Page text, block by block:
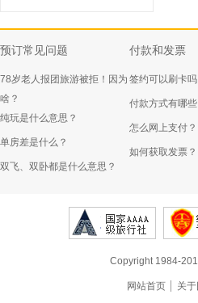
预订常见问题
78岁老人报团旅游被拒！因为
啥？
纯玩是什么意思？
单房差是什么？
双飞、双卧都是什么意思？
付款和发票
签约可以刷卡吗
付款方式有哪些
怎么网上支付？
如何获取发票？
Copyright 1984-
网站首页 关